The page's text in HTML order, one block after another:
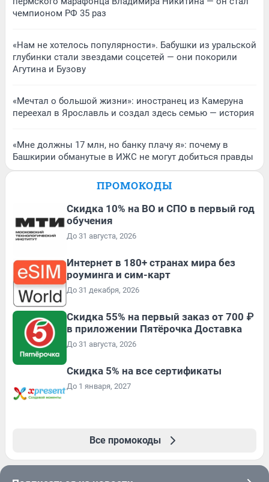
чемпионом РФ 35 раз
«Нам не хотелось популярности». Бабушки из уральской
глубинки стали звездами соцсетей — они покорили
Агутина и Бузову
«Мечтал о большой жизни»: иностранец из Камеруна
переехал в Ярославль и создал здесь семью — история
«Мне должны 17 млн, но банку плачу я»: почему в
Башкирии обманутые в ИЖС не могут добиться правды
ПРОМОКОДЫ
Скидка 10% на ВО и СПО в первый год
обучения
До 31 августа, 2026
Интернет в 180+ странах мира без
роуминга и сим-карт
До 31 декабря, 2026
Скидка 55% на первый заказ от 700 ₽
в приложении Пятёрочка Доставка
До 31 августа, 2026
Скидка 5% на все сертификаты
До 1 января, 2027
Все промокоды